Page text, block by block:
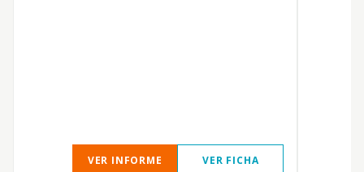
VER INFORME VER FICHA